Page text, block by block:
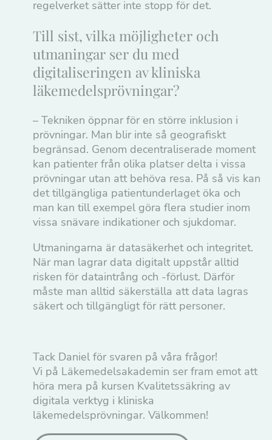
regelverket sätter inte stopp för det.
Till sist, vilka möjligheter och
utmaningar ser du med
digitaliseringen av kliniska
läkemedelsprövningar?
– Tekniken öppnar för en större inklusion i
prövningar. Man blir inte så geografiskt
begränsad. Genom decentraliserade moment
kan patienter från olika platser delta i vissa
prövningar utan att behöva resa. På så vis kan
det tillgängliga patientunderlaget öka och
man kan till exempel göra flera studier inom
vissa snävare indikationer och sjukdomar.
Utmaningarna är datasäkerhet och integritet.
När man lagrar data digitalt uppstår alltid
risken för dataintrång och -förlust. Därför
måste man alltid säkerställa att data lagras
säkert och tillgängligt för rätt personer.
Tack Daniel för svaren på våra frågor!
Vi på Läkemedelsakademin ser fram emot att
höra mera på kursen Kvalitetssäkring av
digitala verktyg i kliniska
läkemedelsprövningar. Välkommen!
hemsidans
och
uppbyggnad,
baserat på
hur
hemsidan
används.
Upplevelse
För att vår
hemsida ska
prestera så
bra som
möjligt under
ditt besök.
Om du nekar
de här
kakorna
kommer viss
funktionalitet
från
hemsidan.
Marknadsföring
Genom att dela
chansen att få se
personligt
anpassat innehåll
och erbjudanden.